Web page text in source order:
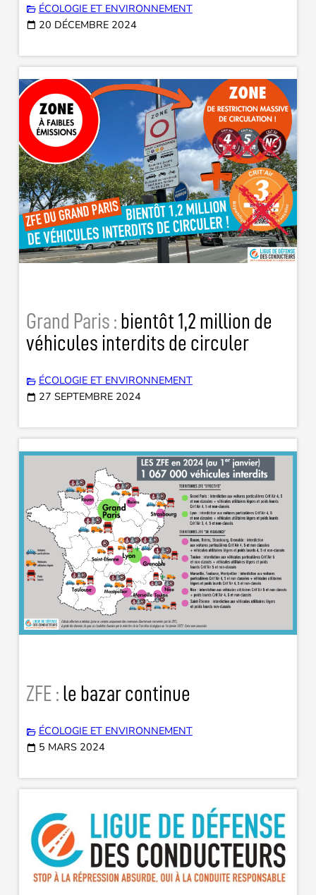
ÉCOLOGIE ET ENVIRONNEMENT
20 DÉCEMBRE 2024
Grand Paris : bientôt 1,2 million de
véhicules interdits de circuler
ÉCOLOGIE ET ENVIRONNEMENT
27 SEPTEMBRE 2024
ZFE : le bazar continue
ÉCOLOGIE ET ENVIRONNEMENT
5 MARS 2024